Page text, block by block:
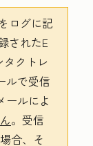
ログに記
されたE
クトレ
ルで受信
ールによ
。受信
合、そ